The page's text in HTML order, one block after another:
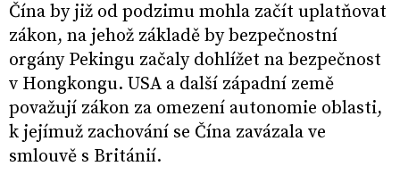
Čína by již od podzimu mohla začít uplatňovat
zákon, na jehož základě by bezpečnostní
orgány Pekingu začaly dohlížet na bezpečnost
v Hongkongu. USA a další západní země
považují zákon za omezení autonomie oblasti,
k jejímuž zachování se Čína zavázala ve
smlouvě s Británií.